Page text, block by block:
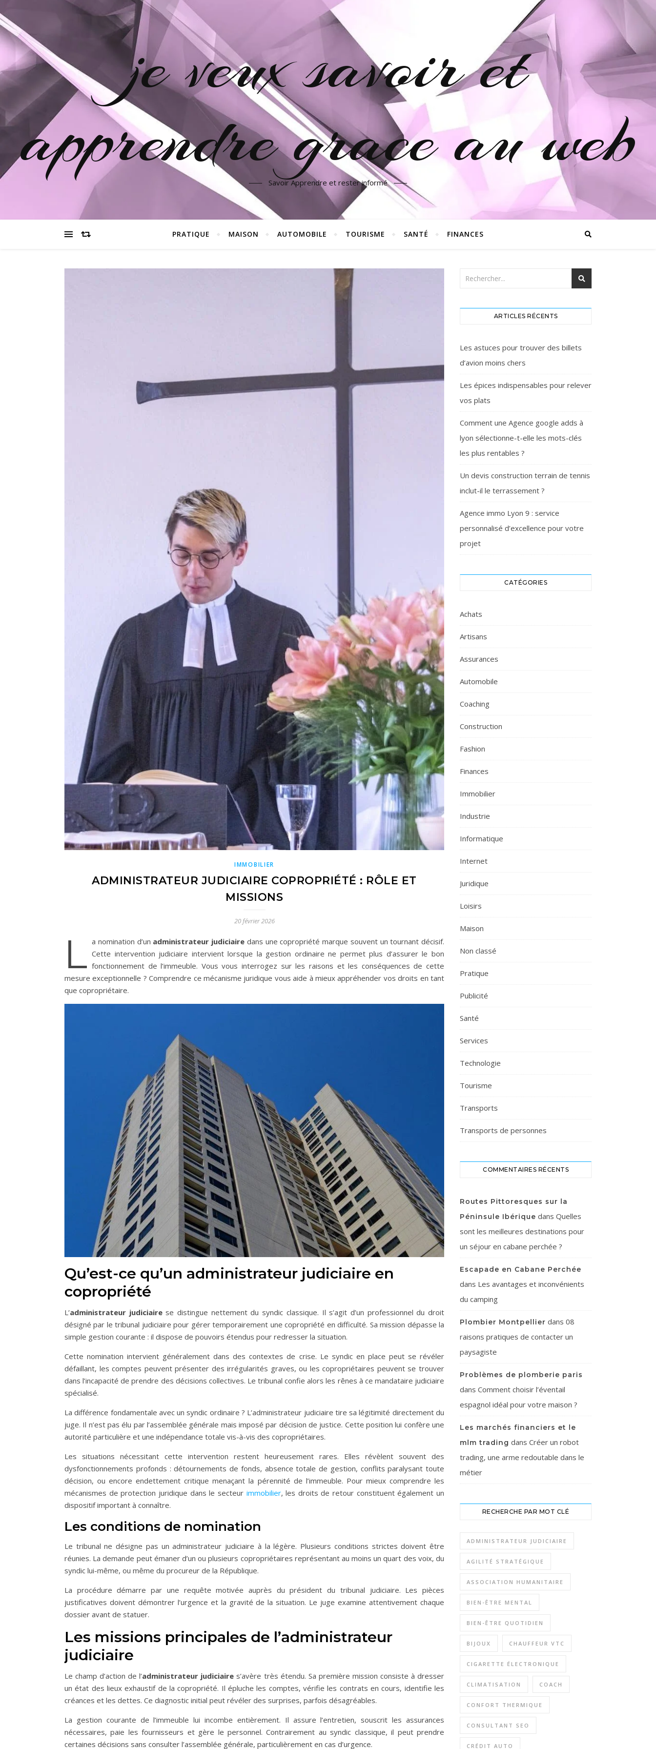
je veux savoir et
apprendre grace au web
Savoir Apprendre et rester informé
PRATIQUE MAISON AUTOMOBILE TOURISME SANTÉ FINANCES
IMMOBILIER
ADMINISTRATEUR JUDICIAIRE COPROPRIÉTÉ : RÔLE ET
MISSIONS
20 février 2026
L a nomination d’un administrateur judiciaire dans une copropriété marque souvent un tournant décisif.
Cette intervention judiciaire intervient lorsque la gestion ordinaire ne permet plus d’assurer le bon
fonctionnement de l’immeuble. Vous vous interrogez sur les raisons et les conséquences de cette
mesure exceptionnelle ? Comprendre ce mécanisme juridique vous aide à mieux appréhender vos droits en tant
que copropriétaire.
Qu’est-ce qu’un administrateur judiciaire en
copropriété
L’administrateur judiciairese distingue nettement du syndic classique. Il s’agit d’un professionnel du droit
désigné par le tribunal judiciaire pour gérer temporairement une copropriété en difficulté. Sa mission dépasse la
simple gestion courante : il dispose de pouvoirs étendus pour redresser la situation.
Cette nomination intervient généralement dans des contextes de crise. Le syndic en place peut se révéler
défaillant, les comptes peuvent présenter des irrégularités graves, ou les copropriétaires peuvent se trouver
dans l’incapacité de prendre des décisions collectives. Le tribunal confie alors les rênes à ce mandataire judiciaire
spécialisé.
La différence fondamentale avec un syndic ordinaire ? L’administrateur judiciaire tire sa légitimité directement du
juge. Il n’est pas élu par l’assemblée générale mais imposé par décision de justice. Cette position lui confère une
autorité particulière et une indépendance totale vis-à-vis des copropriétaires.
Les situations nécessitant cette intervention restent heureusement rares. Elles révèlent souvent des
dysfonctionnements profonds : détournements de fonds, absence totale de gestion, conflits paralysant toute
décision, ou encore endettement critique menaçant la pérennité de l’immeuble. Pour mieux comprendre les
mécanismes de protection juridique dans le secteur immobilier, les droits de retour constituent également un
dispositif important à connaître.
Les conditions de nomination
Le tribunal ne désigne pas un administrateur judiciaire à la légère. Plusieurs conditions strictes doivent être
réunies. La demande peut émaner d’un ou plusieurs copropriétaires représentant au moins un quart des voix, du
syndic lui-même, ou même du procureur de la République.
La procédure démarre par une requête motivée auprès du président du tribunal judiciaire. Les pièces
justificatives doivent démontrer l’urgence et la gravité de la situation. Le juge examine attentivement chaque
dossier avant de statuer.
Les missions principales de l’administrateur
judiciaire
Le champ d’action de l’administrateur judiciaire s’avère très étendu. Sa première mission consiste à dresser
un état des lieux exhaustif de la copropriété. Il épluche les comptes, vérifie les contrats en cours, identifie les
créances et les dettes. Ce diagnostic initial peut révéler des surprises, parfois désagréables.
La gestion courante de l’immeuble lui incombe entièrement. Il assure l’entretien, souscrit les assurances
nécessaires, paie les fournisseurs et gère le personnel. Contrairement au syndic classique, il peut prendre
certaines décisions sans consulter l’assemblée générale, particulièrement en cas d’urgence.
ARTICLES RÉCENTS
Les astuces pour trouver des billets
d’avion moins chers
Les épices indispensables pour relever
vos plats
Comment une Agence google adds à
lyon sélectionne-t-elle les mots-clés
les plus rentables ?
Un devis construction terrain de tennis
inclut-il le terrassement ?
Agence immo Lyon 9 : service
personnalisé d’excellence pour votre
projet
CATÉGORIES
Achats
Artisans
Assurances
Automobile
Coaching
Construction
Fashion
Finances
Immobilier
Industrie
Informatique
Internet
Juridique
Loisirs
Maison
Non classé
Pratique
Publicité
Santé
Services
Technologie
Tourisme
Transports
Transports de personnes
COMMENTAIRES RÉCENTS
Routes Pittoresques sur la
Péninsule Ibérique dans Quelles
sont les meilleures destinations pour
un séjour en cabane perchée ?
Escapade en Cabane Perchée
dans Les avantages et inconvénients
du camping
Plombier Montpellier dans 08
raisons pratiques de contacter un
paysagiste
Problèmes de plomberie paris
dans Comment choisir l’éventail
espagnol idéal pour votre maison ?
Les marchés financiers et le
mlm trading dans Créer un robot
trading, une arme redoutable dans le
métier
RECHERCHE PAR MOT CLÉ
ADMINISTRATEUR JUDICIAIRE
AGILITÉ STRATÉGIQUE
ASSOCIATION HUMANITAIRE
BIEN-ÊTRE MENTAL
BIEN-ÊTRE QUOTIDIEN
BIJOUX CHAUFFEUR VTC
CIGARETTE ÉLECTRONIQUE
CLIMATISATION COACH
CONFORT THERMIQUE
CONSULTANT SEO
CRÉDIT AUTO